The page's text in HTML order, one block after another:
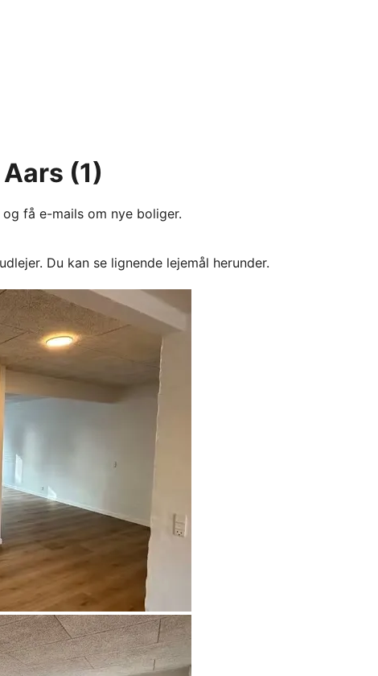
(1)
få e-mails om nye boliger.
Du kan se lignende lejemål herunder.